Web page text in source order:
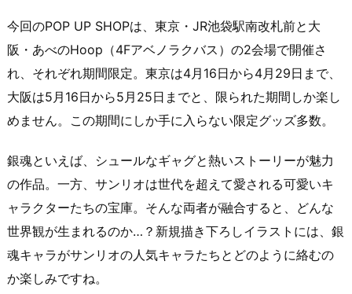
今回のPOP UP SHOPは、東京・JR池袋駅南改札前と大
阪・あべのHoop（4Fアベノラクバス）の2会場で開催さ
れ、それぞれ期間限定。東京は4月16日から4月29日まで、
大阪は5月16日から5月25日までと、限られた期間しか楽し
めません。この期間にしか手に入らない限定グッズ多数。
銀魂といえば、シュールなギャグと熱いストーリーが魅力
の作品。一方、サンリオは世代を超えて愛される可愛いキ
ャラクターたちの宝庫。そんな両者が融合すると、どんな
世界観が生まれるのか…？新規描き下ろしイラストには、銀
魂キャラがサンリオの人気キャラたちとどのように絡むの
か楽しみですね。